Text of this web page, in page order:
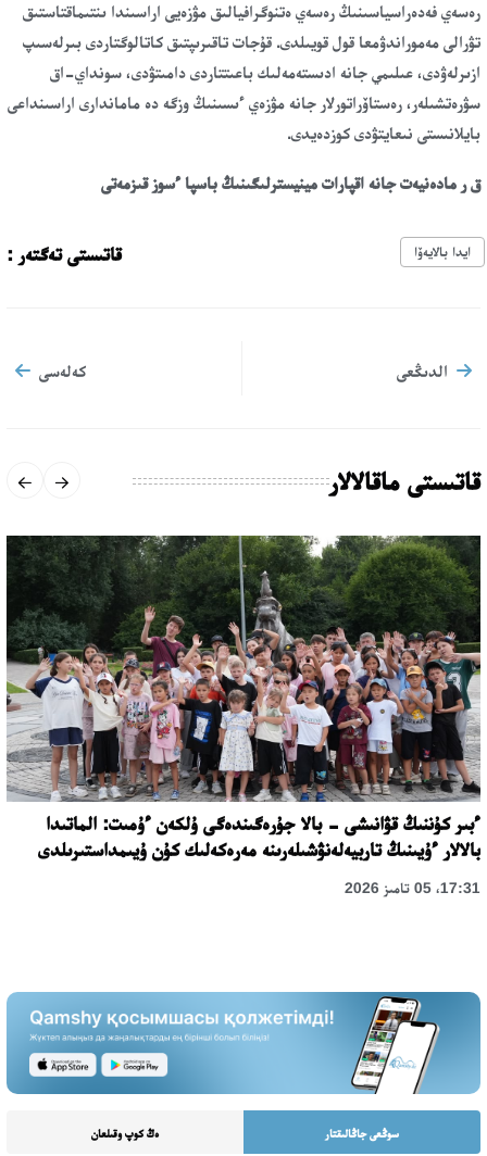
رەسەي فەدەراسياسىنىڭ رەسەي ەتنوگرافيالىق مۋزەيى اراسىندا ىنتىماقتاستىق
تۋرالى مەموراندۋمعا قول قويىلدى. قۇجات تاقىرىپتىق كاتالوگتاردى بىرلەسىپ
ازىرلەۋدى، عىلىمي جانە ادىستەمەلىك باعىتتاردى دامىتۋدى، سونداي-اق
سۋرەتشىلەر، رەستاۆراتورلار جانە مۋزەي ءىسىنىڭ وزگە دە ماماندارى اراسىنداعى
بايلانىستى نىعايتۋدى كوزدەيدى.
ق ر مادەنيەت جانە اقپارات مينيسترلىگىنىڭ باسپا ءسوز قىزمەتى
قاتىستى تەگتەر : ايدا بالايەۆا
الدىڭعى كەلەسى
قاتىستى ماقالالار
ءبىر كۇننىڭ قۋانىشى - بالا جۇرەگىندەگى ۇلكەن ءۇمىت: الماتىدا
بالالار ءۇيىنىڭ تاربيەلەنۋشىلەرىنە مەرەكەلىك كۇن ۇيىمداستىرىلدى
17:31، 05 تامىز 2026
سوڭعى جاڭالىقتار ەڭ كوپ وقىلعان